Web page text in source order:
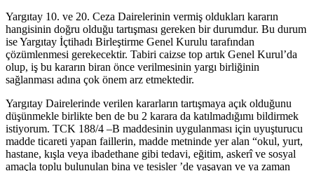
Yargıtay 10. ve 20. Ceza Dairelerinin vermiş oldukları kararın
hangisinin doğru olduğu tartışması gereken bir durumdur. Bu durum
ise Yargıtay İçtihadı Birleştirme Genel Kurulu tarafından
çözümlenmesi gerekecektir. Tabiri caizse top artık Genel Kurul’da
olup, iş bu kararın biran önce verilmesinin yargı birliğinin
sağlanması adına çok önem arz etmektedir.
Yargıtay Dairelerinde verilen kararların tartışmaya açık olduğunu
düşünmekle birlikte ben de bu 2 karara da katılmadığımı bildirmek
istiyorum. TCK 188/4 –B maddesinin uygulanması için uyuşturucu
madde ticareti yapan faillerin, madde metninde yer alan “okul, yurt,
hastane, kışla veya ibadethane gibi tedavi, eğitim, askerî ve sosyal
amaçla toplu bulunulan bina ve tesisler ’de yaşayan ve ya zaman